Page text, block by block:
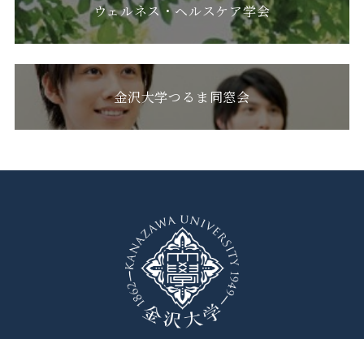
ウェルネス・ヘルスケア学会
金沢大学つるま同窓会